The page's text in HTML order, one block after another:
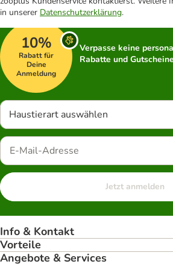
in unserer Datenschutzerklärung.
10%
Rabatt für
Deine
Anmeldung
Verpasse keine
Rabatte und
Haustierart auswählen
Jetzt anmelden
Info & Kontakt
Vorteile
Angebote & Services